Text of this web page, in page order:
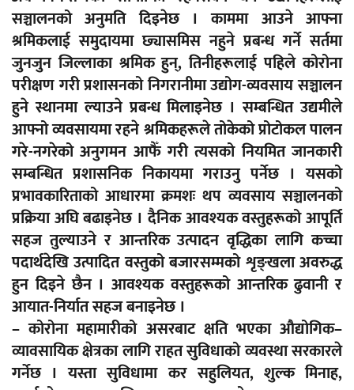
सञ्चालनको अनुमति दिइनेछ । काममा आउने आफ्ना
श्रमिकलाई समुदायमा छ्यासमिस नहुने प्रबन्ध गर्ने सर्तमा
जुनजुन जिल्लाका श्रमिक हुन्, तिनीहरूलाई पहिले कोरोना
परीक्षण गरी प्रशासनको निगरानीमा उद्योग-व्यवसाय सञ्चालन
हुने स्थानमा ल्याउने प्रबन्ध मिलाइनेछ । सम्बन्धित उद्यमीले
आफ्नो व्यवसायमा रहने श्रमिकहरूले तोकेको प्रोटोकल पालन
गरे-नगरेको अनुगमन आफैँ गरी त्यसको नियमित जानकारी
सम्बन्धित प्रशासनिक निकायमा गराउनु पर्नेछ । यसको
प्रभावकारिताको आधारमा क्रमशः थप व्यवसाय सञ्चालनको
प्रक्रिया अघि बढाइनेछ । दैनिक आवश्यक वस्तुहरूको आपूर्ति
सहज तुल्याउने र आन्तरिक उत्पादन वृद्धिका लागि कच्चा
पदार्थदेखि उत्पादित वस्तुको बजारसम्मको शृङ्खला अवरुद्ध
हुन दिइने छैन । आवश्यक वस्तुहरूको आन्तरिक ढुवानी र
आयात-निर्यात सहज बनाइनेछ ।
– कोरोना महामारीको असरबाट क्षति भएका औद्योगिक–
व्यावसायिक क्षेत्रका लागि राहत सुविधाको व्यवस्था सरकारले
गर्नेछ । यस्ता सुविधामा कर सहुलियत, शुल्क मिनाह,